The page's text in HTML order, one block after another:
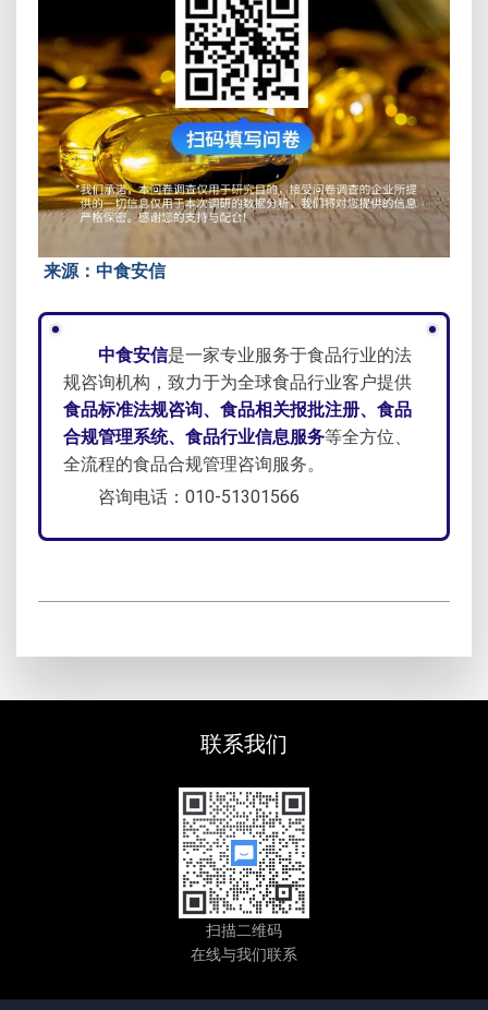
来源：中食安信
中食安信是一家专业服务于食品行业的法
规咨询机构，致力于为全球食品行业客户提供
食品标准法规咨询、食品相关报批注册、食品
合规管理系统、食品行业信息服务等全方位、
全流程的食品合规管理咨询服务。
咨询电话：010-51301566
联系我们
扫描二维码
在线与我们联系